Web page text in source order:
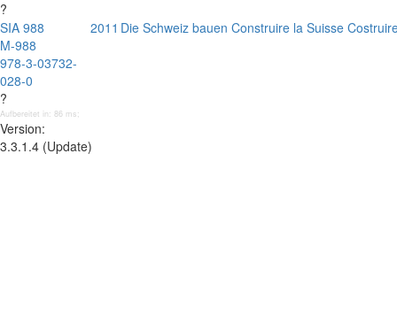
?
SIA 988
M-988
978-3-03732-
028-0
?
2011 Die Schweiz bauen Construire la Suisse
Aufbereitet in: 86 ms;
Version:
3.3.1.4 (Update)